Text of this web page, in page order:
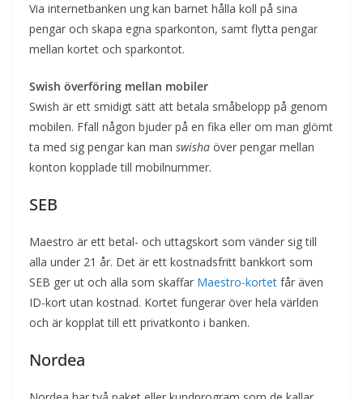
Via internetbanken ung kan barnet hålla koll på sina
pengar och skapa egna sparkonton, samt flytta pengar
mellan kortet och sparkontot.
Swish överföring mellan mobiler
Swish är ett smidigt sätt att betala småbelopp på genom
mobilen. Ffall någon bjuder på en fika eller om man glömt
ta med sig pengar kan man swisha över pengar mellan
konton kopplade till mobilnummer.
SEB
Maestro är ett betal- och uttagskort som vänder sig till
alla under 21 år. Det är ett kostnadsfritt bankkort som
SEB ger ut och alla som skaffar Maestro-kortet får även
ID-kort utan kostnad. Kortet fungerar över hela världen
och är kopplat till ett privatkonto i banken.
Nordea